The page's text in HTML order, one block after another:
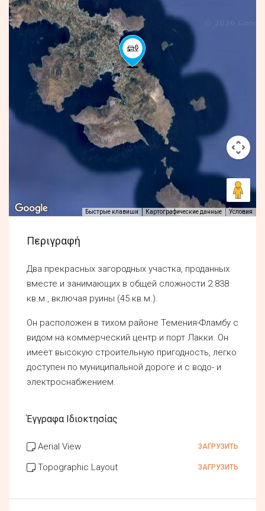
Быстрые клавиши Картографические данные Условия
Περιγραφή
Два прекрасных загородных участка, проданных
вместе и занимающих в общей сложности 2 838
кв.м., включая руины (45 кв.м.).
Он расположен в тихом районе Темения-Фламбу с
видом на коммерческий центр и порт Лакки. Он
имеет высокую строительную пригодность, легко
доступен по муниципальной дороге и с водо- и
электроснабжением.
Έγγραφα Ιδιοκτησίας
Aerial View ЗАГРУЗИТЬ
Topographic Layout ЗАГРУЗИТЬ